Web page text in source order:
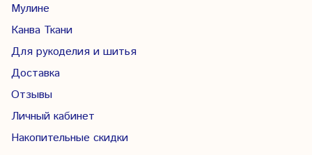
Мулине
Канва Ткани
Для рукоделия и шитья
Доставка
Отзывы
Личный кабинет
Накопительные скидки